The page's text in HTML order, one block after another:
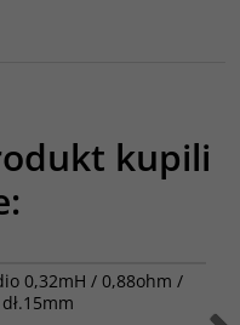
kupili
0,32mH / 0,88ohm /